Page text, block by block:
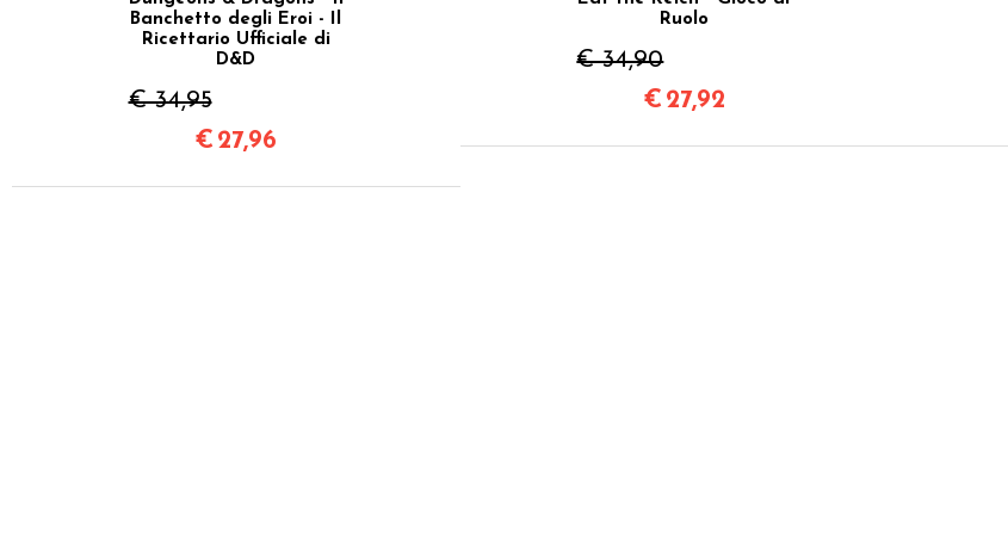
Banchetto degli Eroi - Il
Ricettario Ufficiale di
D&D
€ 34,95
€ 27,96
Ruolo
€ 34,90
€ 27,92